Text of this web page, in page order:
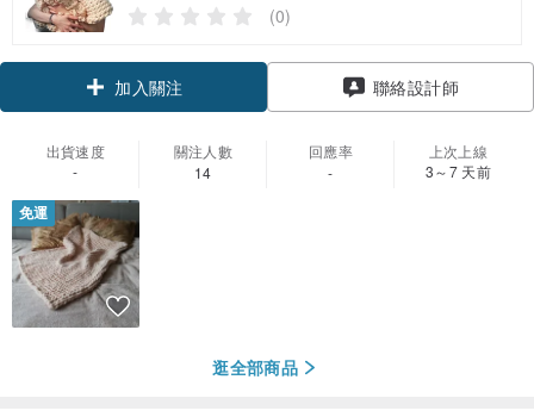
(0)
領優惠券
加入關注
聯絡設計師
出貨速度
-
關注人數
14
回應率
-
上次上線
3～7 天前
免運
逛全部商品